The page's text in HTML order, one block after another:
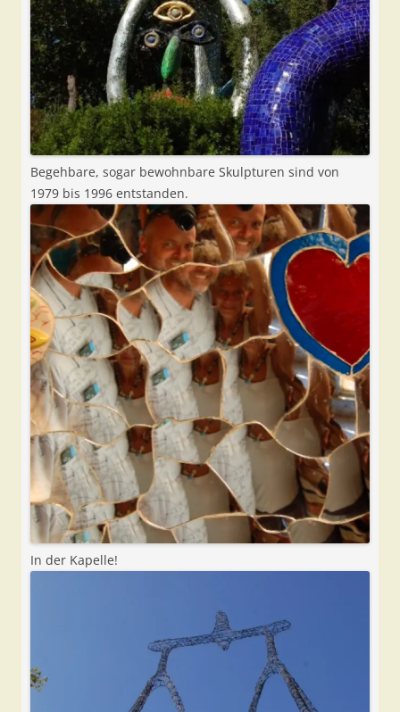
Begehbare, sogar bewohnbare Skulpturen sind von
1979 bis 1996 entstanden.
In der Kapelle!